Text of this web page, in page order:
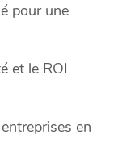
pour une
et le ROI
en